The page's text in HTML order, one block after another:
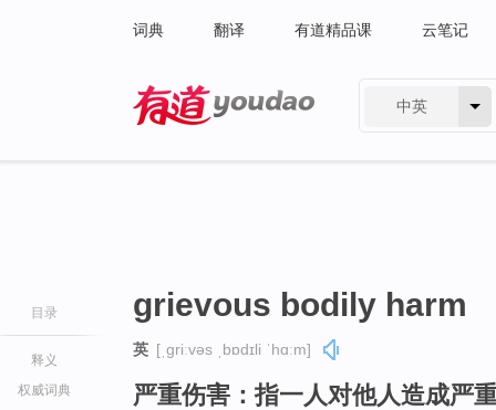
词典 翻译 有道精品课 云笔记
中英
目录
释义
权威词典
grievous bodily harm
英 [ˌɡriːvəs ˌbɒdɪli ˈhɑːm]
严重伤害：指一人对他人造成严